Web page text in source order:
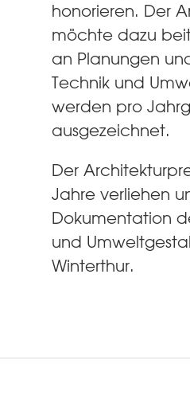
honorieren. Der
möchte dazu
an Planungen
Technik und
werden pro
ausgezeichnet.
Der
Jahre verliehen
Dokumentation
und
Winterthur.